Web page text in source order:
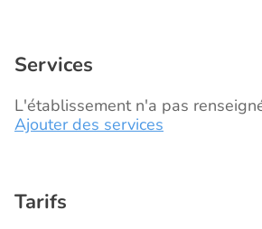
Services
L'établissement n'a pas
Ajouter des services
Tarifs